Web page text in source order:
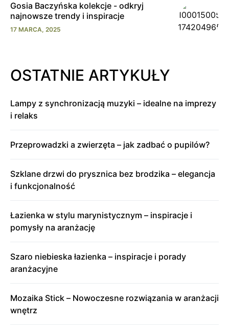
Gosia Baczyńska kolekcje - odkryj
najnowsze trendy i inspiracje
17 MARCA, 2025
OSTATNIE ARTYKUŁY
Lampy z synchronizacją muzyki – idealne na imprezy
i relaks
Przeprowadzki a zwierzęta – jak zadbać o pupilów?
Szklane drzwi do prysznica bez brodzika – elegancja
i funkcjonalność
Łazienka w stylu marynistycznym – inspiracje i
pomysły na aranżację
Szaro niebieska łazienka – inspiracje i porady
aranżacyjne
Mozaika Stick – Nowoczesne rozwiązania w aranżacji
wnętrz